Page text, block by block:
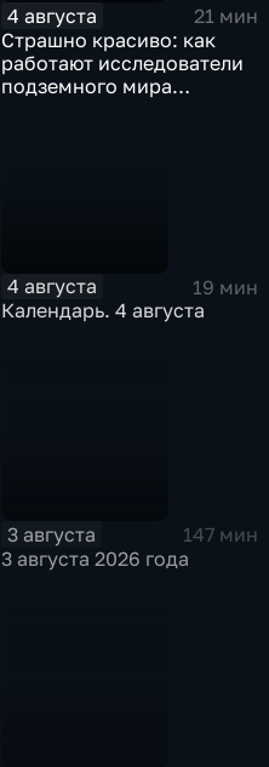
4 августа
21 мин
Страшно красиво: как
работают исследователи
подземного мира
4 августа
19 мин
Календарь. 4 августа
3 августа
147 мин
3 августа 2026 года